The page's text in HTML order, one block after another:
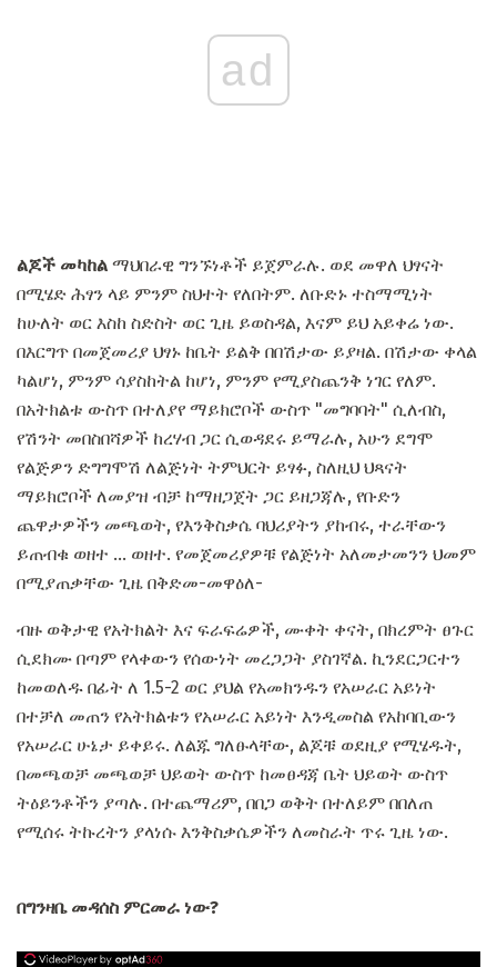
ad
ልጆች መካከል ማህበራዊ ግንኙነቶች ይጀምራሉ. ወደ መዋለ ህፃናት
በሚሄድ ሕፃን ላይ ምንም ስህተት የለበትም. ለቡድኑ ተስማሚነት
ከሁለት ወር እስከ ስድስት ወር ጊዜ ይወስዳል, እናም ይህ አይቀሬ ነው.
በእርግጥ በመጀመሪያ ህፃኑ ከቤት ይልቅ በበሽታው ይያዛል. በሽታው ቀላል
ካልሆነ, ምንም ሳያስከትል ከሆነ, ምንም የሚያስጨንቅ ነገር የለም.
በአትክልቱ ውስጥ በተለያየ ማይክሮቦች ውስጥ "መግባባት" ሲለብስ,
የሽንት መበስበሻዎች ከረሃብ ጋር ሲወዳደሩ ይማራሉ, አሁን ደግሞ
የልጅዎን ድግግሞሽ ለልጅነት ትምህርት ይፃፉ, ስለዚህ ህጻናት
ማይክሮቦች ለመያዝ ብቻ ከማዘጋጀት ጋር ይዘጋጃሉ, የቡድን
ጨዋታዎችን መጫወት, የእንቅስቃሴ ባህሪያትን ያከብሩ, ተራቸውን
ይጠብቁ ወዘተ ... ወዘተ. የመጀመሪያዎቹ የልጅነት አለመታመንን ህመም
በሚያጠቃቸው ጊዜ በቅድመ-መዋዕለ-
ብዙ ወቅታዊ የአትክልት እና ፍራፍሬዎች, ሙቀት ቀናት, በክረምት ፀጉር
ሲደክሙ በጣም የላቀውን የሰውነት መረጋጋት ያስገኛል. ኪንደርጋርተን
ከመወለዱ በፊት ለ 1.5-2 ወር ያህል የአመክንዱን የአሠራር አይነት
በተቻለ መጠን የአትክልቱን የአሠራር አይነት እንዲመስል የአከባቢውን
የአሠራር ሁኔታ ይቀይሩ. ለልጁ ግለፁላቸው, ልጆቹ ወደዚያ የሚሄዱት,
በመጫወቻ መጫወቻ ህይወት ውስጥ ከመፀዳጃ ቤት ህይወት ውስጥ
ትዕይንቶችን ያጣሉ. በተጨማሪም, በበጋ ወቅት በተለይም በበለጠ
የሚሰሩ ትኩረትን ያላነሱ እንቅስቃሴዎችን ለመስራት ጥሩ ጊዜ ነው.
በግንዛቤ መዳሰስ ምርመራ ነው?